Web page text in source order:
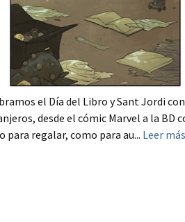
el Día del Libro y Sant Jordi
desde el cómic Marvel a la BD
para regalar, como para au... Leer más